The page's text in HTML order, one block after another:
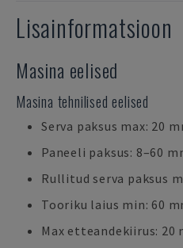
Lisainformatsioon
Masina eelised
Masina tehnilised eelised
Serva paksus max: 20
Paneeli paksus: 8–60
Rullitud serva paksus
Tooriku laius min: 60
Max etteandekiirus: 20